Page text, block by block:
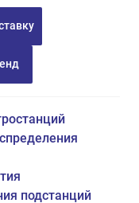
подстанций